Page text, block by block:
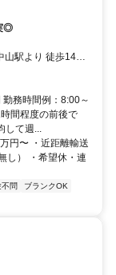
◎
駅より 徒歩14分 ◾️
務時間例：8:00～
間程度の前後で
して週...
円〜 ・近距離輸送
し） ・希望休・連
問
ブランクOK